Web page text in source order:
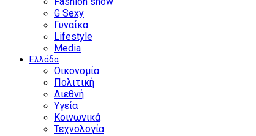
G Sexy
Γυναίκα
Lifestyle
Media
Ελλάδα
Οικονομία
Πολιτική
Διεθνή
Υγεία
Κοινωνικά
Τεχνολογία